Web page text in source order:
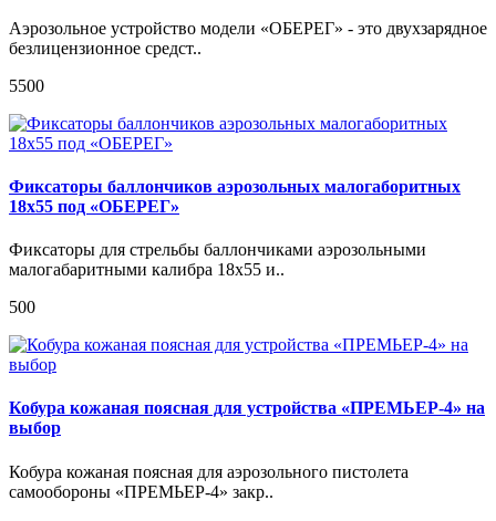
Аэрозольное устройство модели «ОБЕРЕГ» - это двухзарядное
безлицензионное средст..
5500
Фиксаторы баллончиков аэрозольных малогаборитных
18х55 под «ОБЕРЕГ»
Фиксаторы для стрельбы баллончиками аэрозольными
малогабаритными калибра 18х55 и..
500
Кобура кожаная поясная для устройства «ПРЕМЬЕР-4» на
выбор
Кобура кожаная поясная для аэрозольного пистолета
самообороны «ПРЕМЬЕР-4» закр..